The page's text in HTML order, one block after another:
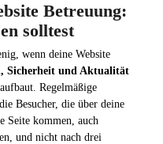
Betreuung:
solltest
wenn deine Website
Sicherheit und Aktualität
Regelmäßige
Besucher, die über deine
Seite kommen, auch
und nicht nach drei